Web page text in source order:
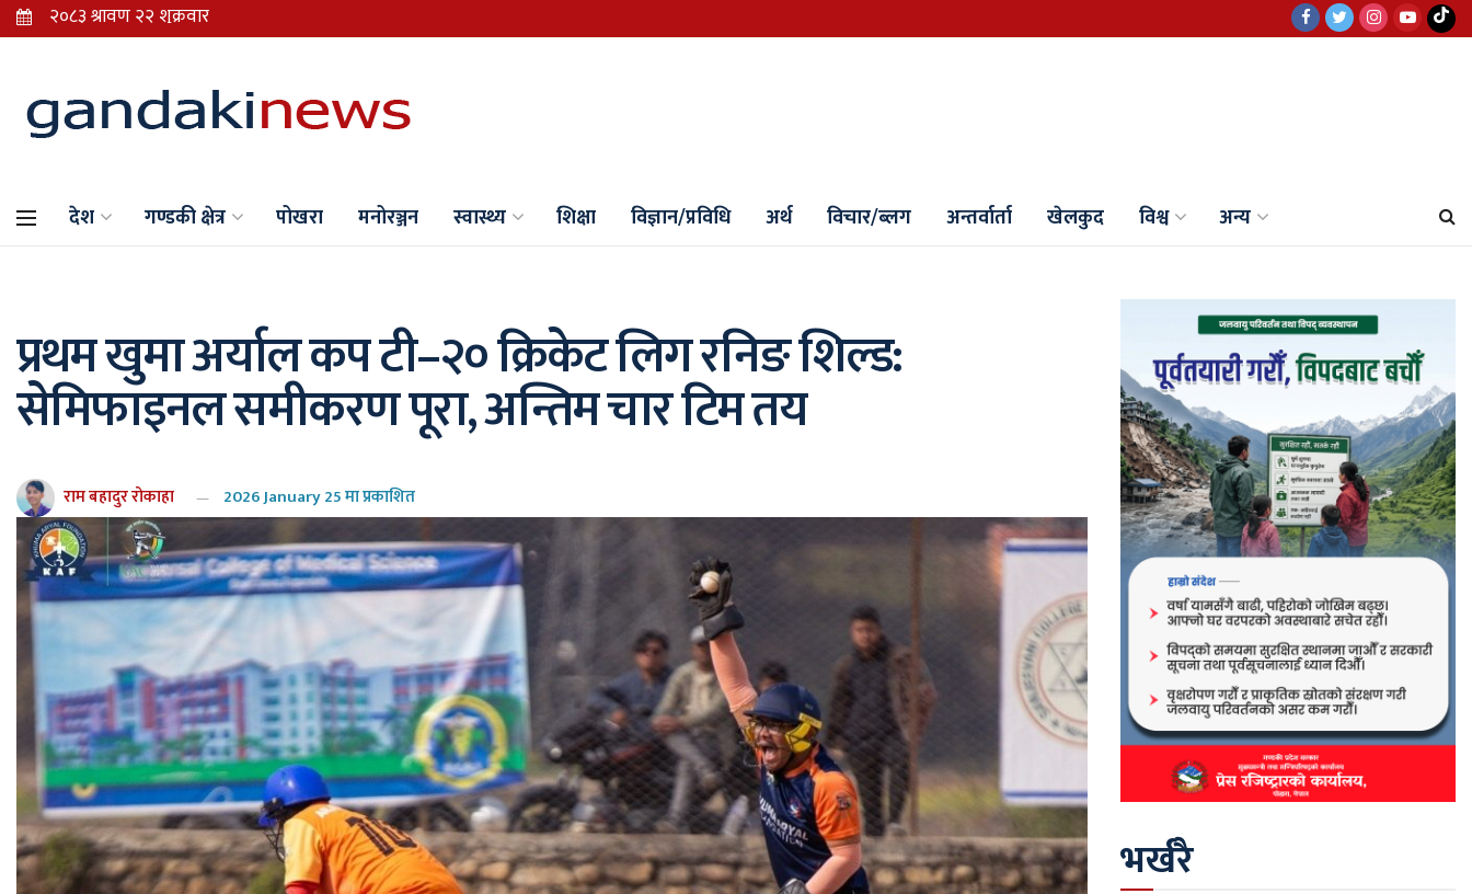
देश गण्डकी क्षेत्र पोखरा मनोरञ्जन स्वास्थ्य शिक्षा विज्ञान/प्रविधि अर्थ विचार/ब्लग अन्तर्वार्ता खेलकुद विश्व अन्य
प्रथम खुमा अर्याल कप टी–२० क्रिकेट लिग रनिङ शिल्ड:
सेमिफाइनल समीकरण पूरा, अन्तिम चार टिम तय
राम बहादुर रोकाहा 2026 January 25 मा प्रकाशित
भर्खरै